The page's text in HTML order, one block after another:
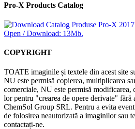
Pro-X Products Catalog
Open / Download: 13Mb.
COPYRIGHT
TOATE imaginile și textele din acest site
NU este permisă copierea, multiplicarea
comerciale, NU este permisă modificarea,
lor pentru "crearea de opere derivate" fără
ChemSol Group SRL. Pentru a evita
de folosirea neautorizată a imaginilor sau
contactați-ne.